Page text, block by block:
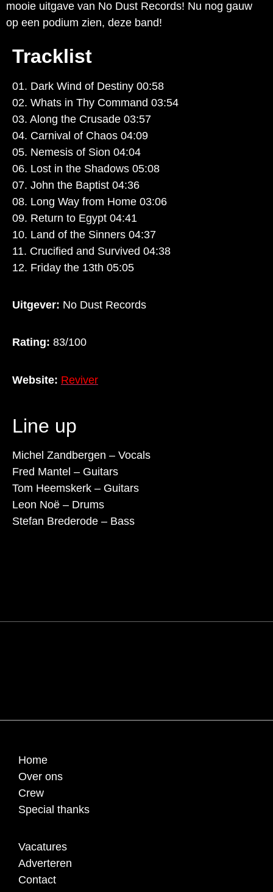
mooie uitgave van No Dust Records! Nu nog gauw
op een podium zien, deze band!
Tracklist
01. Dark Wind of Destiny 00:58
02. Whats in Thy Command 03:54
03. Along the Crusade 03:57
04. Carnival of Chaos 04:09
05. Nemesis of Sion 04:04
06. Lost in the Shadows 05:08
07. John the Baptist 04:36
08. Long Way from Home 03:06
09. Return to Egypt 04:41
10. Land of the Sinners 04:37
11. Crucified and Survived 04:38
12. Friday the 13th 05:05
Uitgever: No Dust Records
Rating: 83/100
Website: Reviver
Line up
Michel Zandbergen – Vocals
Fred Mantel – Guitars
Tom Heemskerk – Guitars
Leon Noë – Drums
Stefan Brederode – Bass
Home
Over ons
Crew
Special thanks
Vacatures
Adverteren
Contact